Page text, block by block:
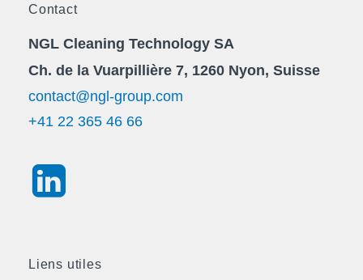
Contact
NGL Cleaning Technology SA
Ch. de la Vuarpillière 7, 1260 Nyon, Suisse
contact@ngl-group.com
+41 22 365 46 66
Liens utiles